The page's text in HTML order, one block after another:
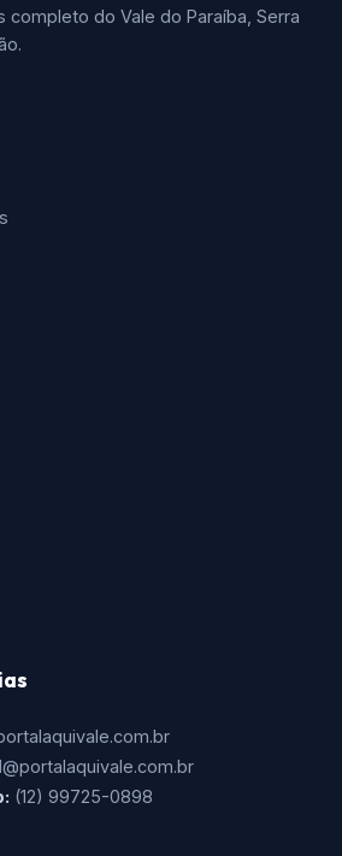
completo do Vale do Paraíba, Serra
(12) 99725-0898